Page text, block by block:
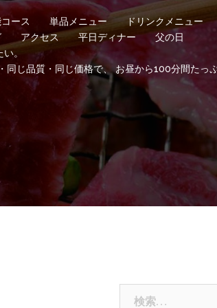
ース 単品メニュー
ドリンクメニュー
アクセス 平日ディナー
父の日
。
じ品質・同じ価格で、 お昼から100分間たっ